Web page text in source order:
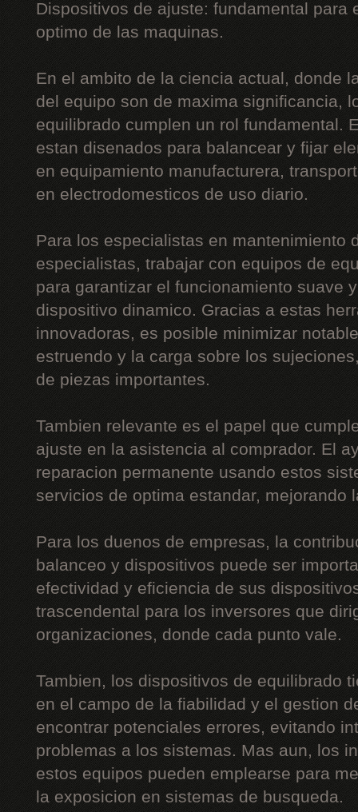
Dispositivos de ajuste: fundamental para
optimo de las maquinas.
En el ambito de la ciencia actual, donde
del equipo son de maxima significancia,
equilibrado cumplen un rol fundamental.
estan disenados para balancear y fijar
en equipamiento manufacturera,
en electrodomesticos de uso diario.
Para los especialistas en mantenimiento
especialistas, trabajar con equipos de
para garantizar el funcionamiento suave
dispositivo dinamico. Gracias a estas
innovadoras, es posible minimizar
estruendo y la carga sobre los
de piezas importantes.
Tambien relevante es el papel que
ajuste en la asistencia al comprador. El
reparacion permanente usando estos
servicios de optima estandar, mejorando
Para los duenos de empresas, la
balanceo y dispositivos puede ser
efectividad y eficiencia de sus
trascendental para los inversores que
organizaciones, donde cada punto vale.
Tambien, los dispositivos de equilibrado
en el campo de la fiabilidad y el gestion
encontrar potenciales errores, evitando
problemas a los sistemas. Mas aun, los
estos equipos pueden emplearse para
la exposicion en sistemas de busqueda.